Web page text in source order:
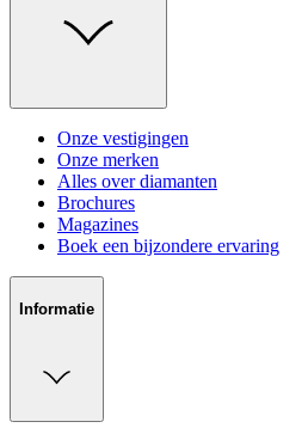
Onze vestigingen
Onze merken
Alles over diamanten
Brochures
Magazines
Boek een bijzondere ervaring
Informatie